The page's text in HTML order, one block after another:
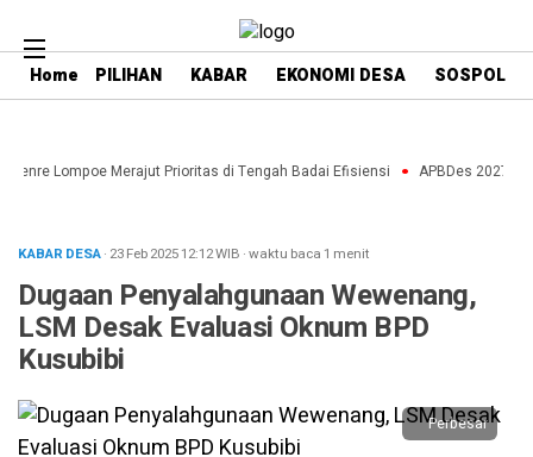
Home PILIHAN KABAR EKONOMI DESA SOSPOL
Lompoe Merajut Prioritas di Tengah Badai Efisiensi APBDes 2027:
KABAR DESA· 23 Feb 202512:12WIB ·waktu baca 1 menit
Dugaan Penyalahgunaan Wewenang,
LSM Desak Evaluasi Oknum BPD
Kusubibi
Perbesar